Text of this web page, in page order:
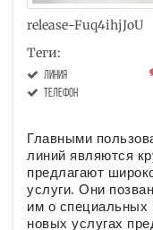
release-Fuq4ihjJoU
Теги:
линия
телефон
Главными
линий являются
предлагают
услуги. Они
им о специальных
новых услугах